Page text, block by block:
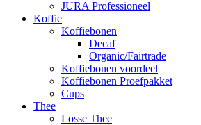
JURA Professioneel
Koffie
Koffiebonen
Decaf
Organic/Fairtrade
Koffiebonen voordeel
Koffiebonen Proefpakket
Cups
Thee
Losse Thee